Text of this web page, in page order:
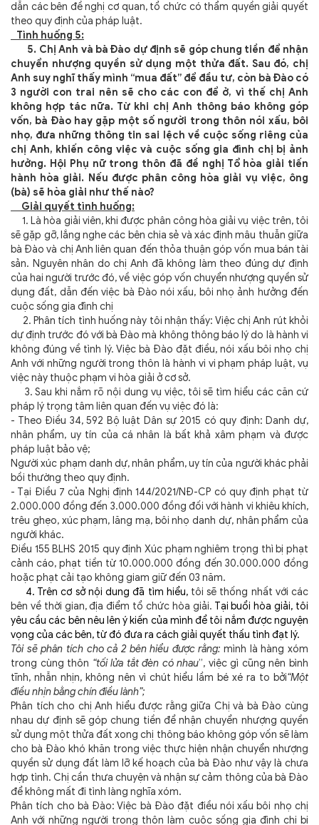
dẫn các bên đề nghị cơ quan, tổ chức có thẩm quyền giải quyết
theo quy định của pháp luật.
Tình huống 5:
5. Chị Anh và bà Đào dự định sẽ góp chung tiền để nhận
chuyển nhượng quyền sử dụng một thửa đất. Sau đó, chị
Anh suy nghĩ thấy mình “mua đất” để đầu tư, còn bà Đào có
3 người con trai nên sẽ cho các con để ở, vì thế chị Anh
không hợp tác nữa. Từ khi chị Anh thông báo không góp
vốn, bà Đào hay gặp một số người trong thôn nói xấu, bôi
nhọ, đưa những thông tin sai lệch về cuộc sống riêng của
chị Anh, khiến công việc và cuộc sống gia đình chị bị ảnh
hưởng. Hội Phụ nữ trong thôn đã đề nghị Tổ hòa giải tiến
hành hòa giải. Nếu được phân công hòa giải vụ việc, ông
(bà) sẽ hòa giải như thế nào?
Giải quyết tình huống:
1. Là hòa giải viên, khi được phân công hòa giải vụ việc trên, tôi
sẽ gặp gỡ, lắng nghe các bên chia sẻ và xác định mâu thuẫn giữa
bà Đào và chị Anh liên quan đến thỏa thuận góp vốn mua bán tài
sản. Nguyên nhân do chị Anh đã không làm theo đúng dự định
của hai người trước đó, về việc góp vốn chuyển nhượng quyền sử
dụng đất, dẫn đến việc bà Đào nói xấu, bôi nhọ ảnh hưởng đến
cuộc sống gia đình chị
2. Phân tích tình huống này tôi nhận thấy: Việc chị Anh rút khỏi
dự định trước đó với bà Đào mà không thông báo lý do là hành vi
không đúng về tình lý. Việc bà Đào đặt điều, nói xấu bôi nhọ chị
Anh với những người trong thôn là hành vi vi phạm pháp luật, vụ
việc này thuộc phạm vi hòa giải ở cơ sở.
3. Sau khi nắm rõ nội dung vụ việc, tôi sẽ tìm hiểu các căn cứ
pháp lý trọng tâm liên quan đến vụ việc đó là:
- Theo Điều 34, 592 Bộ luật Dân sự 2015 có quy định: Danh dự,
nhân phẩm, uy tín của cá nhân là bất khả xâm phạm và được
pháp luật bảo vệ;
Người xúc phạm danh dự, nhân phẩm, uy tín của người khác phải
bồi thường theo quy định.
- Tại Điều 7 của Nghị định 144/2021/NĐ-CP có quy định phạt từ
2.000.000 đồng đến 3.000.000 đồng đối với hành vi khiêu khích,
trêu ghẹo, xúc phạm, lăng mạ, bôi nhọ danh dự, nhân phẩm của
người khác.
Điều 155 BLHS 2015 quy định Xúc phạm nghiêm trọng thì bị phạt
cảnh cáo, phạt tiền từ 10.000.000 đồng đến 30.000.000 đồng
hoặc phạt cải tạo không giam giữ đến 03 năm.
4. Trên cơ sở nội dung đã tìm hiểu,tôi sẽ thống nhất với các
bên về thời gian, địa điểm tổ chức hòa giải. Tại buổi hòa giải, tôi
yêu cầu các bên nêu lên ý kiến của mình để tôi nắm được nguyện
vọng của các bên, từ đó đưa ra cách giải quyết thấu tình đạt lý.
Tôi sẽ phân tích cho cả 2 bên hiểu được rằng:mình là hàng xóm
trong cùng thôn “tối lửa tắt đèn có nhau”, việc gì cũng nên bình
tĩnh, nhẫn nhịn, không nên vì chút hiểu lầm bé xé ra to bởi“Một
điều nhịn bằng chín điều lành”;
Phân tích cho chị Anh hiểu được rằng giữa Chị và bà Đào cùng
nhau dự định sẽ góp chung tiền để nhận chuyển nhượng quyền
sử dụng một thửa đất xong chị thông báo không góp vốn sẽ làm
cho bà Đào khó khăn trong việc thực hiện nhận chuyển nhượng
quyền sử dụng đất làm lỡ kế hoạch của bà Đào như vậy là chưa
hợp tình. Chị cần thưa chuyện và nhận sự cảm thông của bà Đào
để không mất đi tình làng nghĩa xóm.
Phân tích cho bà Đào:Việc bà Đào đặt điều nói xấu bôi nhọ chị
Anh với những người trong thôn làm cuộc sống gia đình chị bị